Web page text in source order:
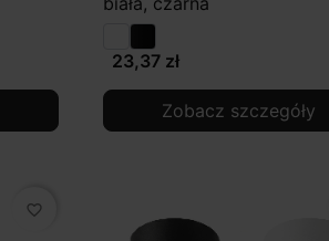
23,37 zł
Zobacz szczegóły
favorite_border